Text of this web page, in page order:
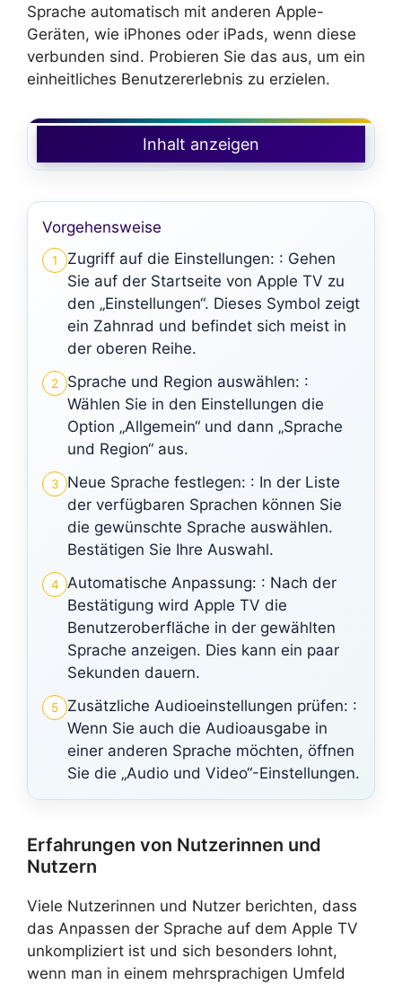
Sprache automatisch mit anderen Apple-
Geräten, wie iPhones oder iPads, wenn diese
verbunden sind. Probieren Sie das aus, um ein
einheitliches Benutzererlebnis zu erzielen.
Inhalt anzeigen
Vorgehensweise
1
Zugriff auf die Einstellungen: : Gehen
Sie auf der Startseite von Apple TV zu
den „Einstellungen“. Dieses Symbol zeigt
ein Zahnrad und befindet sich meist in
der oberen Reihe.
2
Sprache und Region auswählen: :
Wählen Sie in den Einstellungen die
Option „Allgemein“ und dann „Sprache
und Region“ aus.
3
Neue Sprache festlegen: : In der Liste
der verfügbaren Sprachen können Sie
die gewünschte Sprache auswählen.
Bestätigen Sie Ihre Auswahl.
4
Automatische Anpassung: : Nach der
Bestätigung wird Apple TV die
Benutzeroberfläche in der gewählten
Sprache anzeigen. Dies kann ein paar
Sekunden dauern.
5
Zusätzliche Audioeinstellungen prüfen: :
Wenn Sie auch die Audioausgabe in
einer anderen Sprache möchten, öffnen
Sie die „Audio und Video“-Einstellungen.
Erfahrungen von Nutzerinnen und
Nutzern
Viele Nutzerinnen und Nutzer berichten, dass
das Anpassen der Sprache auf dem Apple TV
unkompliziert ist und sich besonders lohnt,
wenn man in einem mehrsprachigen Umfeld